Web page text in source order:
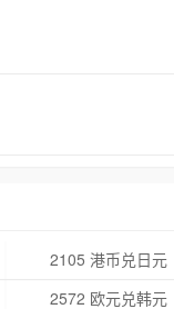
2105 港币兑日元
2572 欧元兑韩元